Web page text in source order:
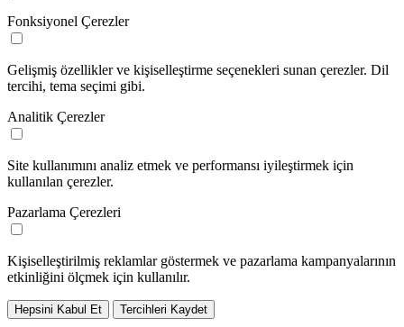
Fonksiyonel Çerezler
Gelişmiş özellikler ve kişiselleştirme seçenekleri sunan çerezler. Dil
tercihi, tema seçimi gibi.
Analitik Çerezler
Site kullanımını analiz etmek ve performansı iyileştirmek için
kullanılan çerezler.
Pazarlama Çerezleri
Kişiselleştirilmiş reklamlar göstermek ve pazarlama kampanyalarının
etkinliğini ölçmek için kullanılır.
Hepsini Kabul Et Tercihleri Kaydet